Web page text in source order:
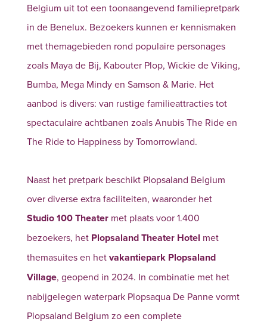
Belgium uit tot een toonaangevend familiepretpark
in de Benelux. Bezoekers kunnen er kennismaken
met themagebieden rond populaire personages
zoals Maya de Bij, Kabouter Plop, Wickie de Viking,
Bumba, Mega Mindy en Samson & Marie. Het
aanbod is divers: van rustige familieattracties tot
spectaculaire achtbanen zoals Anubis The Ride en
The Ride to Happiness by Tomorrowland.
Naast het pretpark beschikt Plopsaland Belgium
over diverse extra faciliteiten, waaronder het
Studio 100 Theatermet plaats voor 1.400
bezoekers, het Plopsaland Theater Hotel met
themasuites en hetvakantiepark Plopsaland
Village, geopend in 2024. In combinatie met het
nabijgelegen waterpark Plopsaqua De Panne vormt
Plopsaland Belgium zo een complete